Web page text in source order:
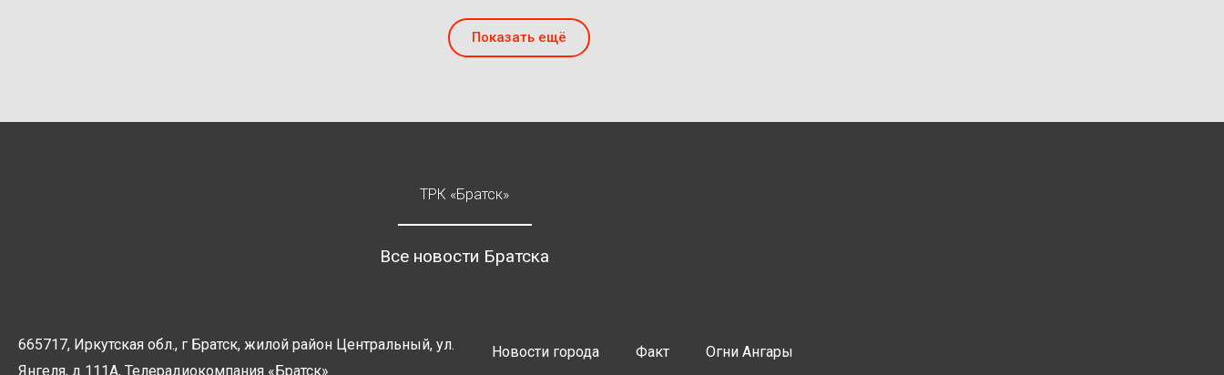
Показать ещё
ТРК «Братск»
Все новости Братска
665717, Иркутская обл., г Братск, жилой район Центральный, ул.
Янгеля, д 111А, Телерадиокомпания «Братск»
Новости города Факт Огни Ангары